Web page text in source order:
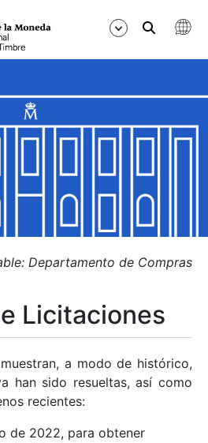
Departamento de Compras
Licitaciones
a modo de histórico,
han sido resueltas, así como
recientes:
de 2022, para obtener